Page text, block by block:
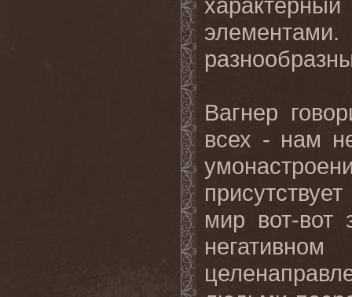
Вагнер
всех - нам
мир вот-вот